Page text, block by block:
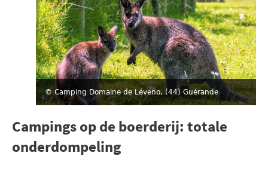
© Camping Domaine de Léveno, (44) Guérande
Campings op de boerderij: totale
onderdompeling